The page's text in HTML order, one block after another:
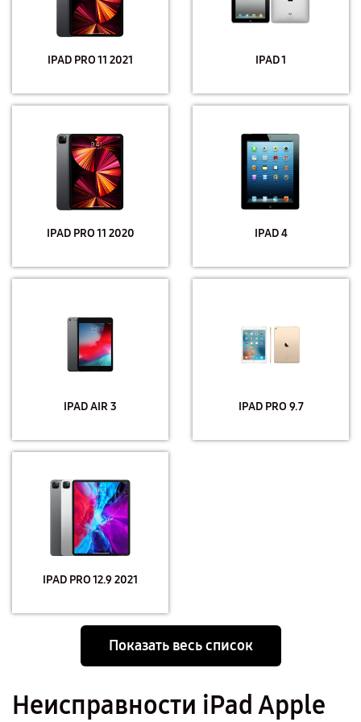
IPAD PRO 11 2021 IPAD 1
IPAD PRO 11 2020 IPAD 4
IPAD AIR 3 IPAD PRO 9.7
IPAD PRO 12.9 2021
Показать весь список
Неисправности iPad Apple